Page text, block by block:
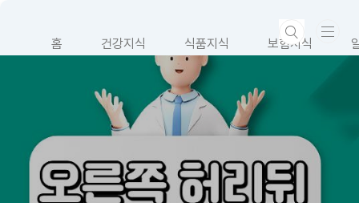
홈 건강지식 식품지식 보험지식